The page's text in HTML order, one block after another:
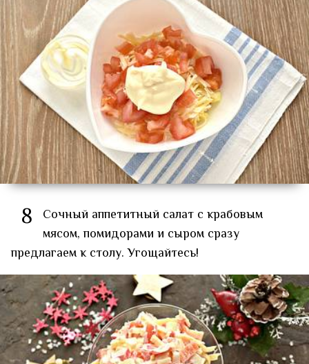
8
Сочный аппетитный салат с крабовым
мясом, помидорами и сыром сразу
предлагаем к столу. Угощайтесь!